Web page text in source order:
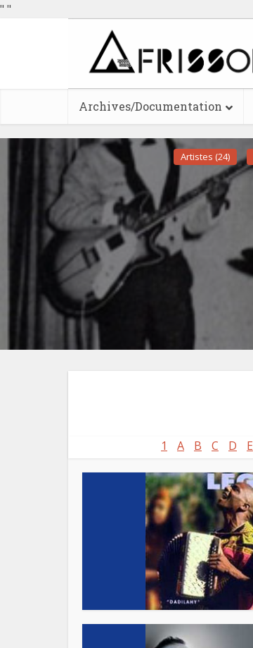
" "
Archives/Documentation
Artistes (24)
1 A B C D E